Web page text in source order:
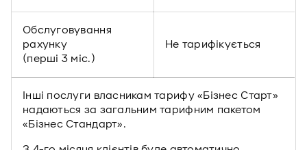
Обслуговування
рахунку
(перші 3 міс.)
Не тарифікується
Інші послуги власникам тарифу «Бізнес Старт»
надаються за загальним тарифним пакетом
«Бізнес Стандарт».